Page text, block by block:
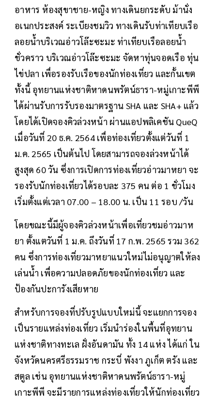
อาหาร ห้องสุขาชาย-หญิง ทางเดินยกระดับ ม้านั่ง
อเนกประสงค์ ระเบียงชมวิว ทางเดินรับท่าเทียบเรือ
ลอยน้ำบริเวณอ่าวโล๊ะซะมะ ท่าเทียบเรือลอยน้ำ
ชั่วคราว บริเวณอ่าวโล๊ะซะมะ จัดหาทุ่นจอดเรือ ทุ่น
ไข่ปลา เพื่อรองรับเรือของนักท่องเที่ยว และกั้นเขต
ทั้งนี้ อุทยานแห่งชาติหาดนพรัตน์ธารา-หมู่เกาะพีพี
ได้ผ่านรับการรับรองมาตรฐาน SHA และ SHA+ แล้ว
โดยได้เปิดจองคิวล่วงหน้า ผ่านแอปพลิเคชัน QueQ
เมื่อวันที่ 20 ธ.ค. 2564 เพื่อท่องเที่ยวตั้งแต่วันที่ 1
ม.ค. 2565 เป็นต้นไป โดยสามารถจองล่วงหน้าได้
สูงสุด 60 วัน ซึ่งการเปิดการท่องเที่ยวอ่าวมาหยา จะ
รองรับนักท่องเที่ยวได้รอบละ 375 คน ต่อ 1 ชั่วโมง
เริ่มตั้งแต่เวลา 07.00 – 18.00 น. เป็น 11 รอบ /วัน
โดยขณะนี้มีผู้จองคิวล่วงหน้าเพื่อเที่ยวชมอ่าวมาห
ยา ตั้งแตวันที่ 1 ม.ค. ถึงวันที่ 17 ก.พ. 2565 รวม 362
คน ซึ่งการท่องเที่ยวมาหยาแนวใหม่ไม่อนุญาตให้ลง
เล่นน้ำ เพื่อความปลอดภัยของนักท่องเที่ยว และ
ป้องกันปะการังเสียหาย
สำหรับการจองที่ปรับรูปแบบใหม่นี้ จะแยกการจอง
เป็นรายแหล่งท่องเที่ยว เริ่มนำร่องในพื้นที่อุทยาน
แห่งชาติทางทะเล ฝั่งอันดามัน ทั้ง 14 แห่ง ได้แก่ ใน
จังหวัดนครศรีธรรมราช กระบี่ พังงา ภูเก็ต ตรัง และ
สตูล เช่น อุทยานแห่งชาติหาดนพรัตน์ธารา-หมู่
เกาะพีพี จะมีรายการแหล่งท่องเที่ยวให้นักท่องเที่ยว